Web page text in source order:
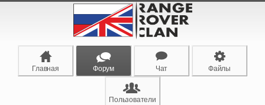
Главная Форум Чат Файлы
Пользователи